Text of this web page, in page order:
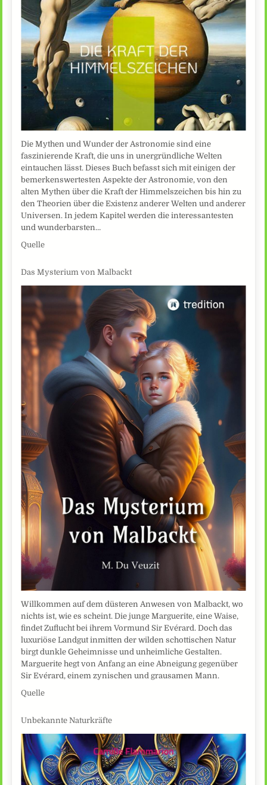
Die Mythen und Wunder der Astronomie sind eine
faszinierende Kraft, die uns in unergründliche Welten
eintauchen lässt. Dieses Buch befasst sich mit einigen der
bemerkenswertesten Aspekte der Astronomie, von den
alten Mythen über die Kraft der Himmelszeichen bis hin zu
den Theorien über die Existenz anderer Welten und anderer
Universen. In jedem Kapitel werden die interessantesten
und wunderbarsten…
Quelle
Das Mysterium von Malbackt
Willkommen auf dem düsteren Anwesen von Malbackt, wo
nichts ist, wie es scheint. Die junge Marguerite, eine Waise,
findet Zuflucht bei ihrem Vormund Sir Evérard. Doch das
luxuriöse Landgut inmitten der wilden schottischen Natur
birgt dunkle Geheimnisse und unheimliche Gestalten.
Marguerite hegt von Anfang an eine Abneigung gegenüber
Sir Evérard, einem zynischen und grausamen Mann.
Quelle
Unbekannte Naturkräfte